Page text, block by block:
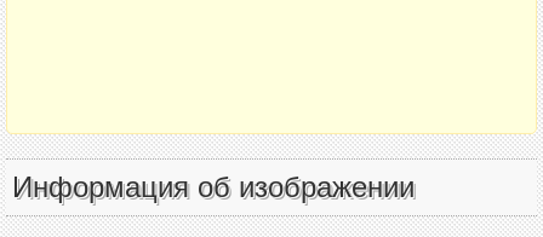
Информация об изображении